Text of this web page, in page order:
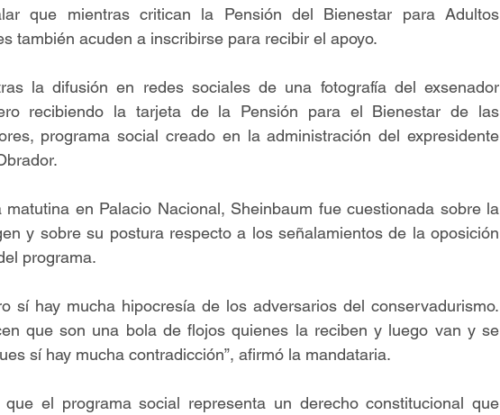
que mientras critican la Pensión del Bienestar para Adultos
también acuden a inscribirse para recibir el apoyo.
la difusión en redes sociales de una fotografía del exsenador
recibiendo la tarjeta de la Pensión para el Bienestar de las
programa social creado en la administración del expresidente
matutina en Palacio Nacional, Sheinbaum fue cuestionada sobre la
y sobre su postura respecto a los señalamientos de la oposición
programa.
sí hay mucha hipocresía de los adversarios del conservadurismo.
que son una bola de flojos quienes la reciben y luego van y se
sí hay mucha contradicción”, afirmó la mandataria.
que el programa social representa un derecho constitucional que